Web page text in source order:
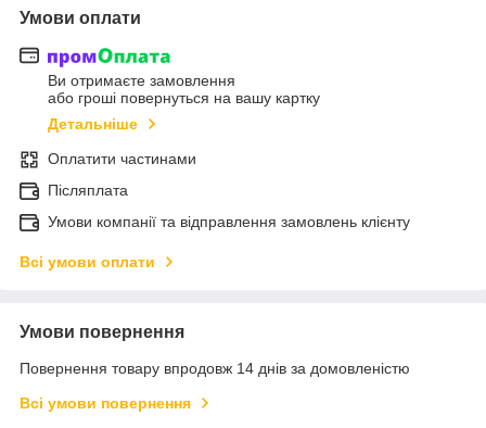
Умови оплати
Ви отримаєте замовлення
або гроші повернуться на вашу картку
Детальніше
Оплатити частинами
Післяплата
Умови компанії та відправлення замовлень клієнту
Всі умови оплати
Умови повернення
Повернення товару впродовж 14 днів за домовленістю
Всі умови повернення